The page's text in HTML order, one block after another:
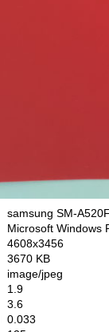
samsung SM-
Microsoft Windows
4608x3456
3670 KB
image/jpeg
1.9
3.6
0.033